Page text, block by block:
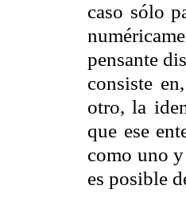
caso sólo
pensante
consiste
otro, la
que ese
como uno
es posible